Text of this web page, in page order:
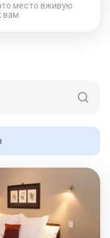
место вживую
вам